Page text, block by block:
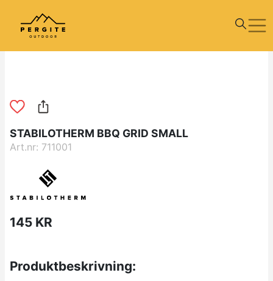
STABILOTHERM BBQ GRID SMALL
Art.nr: 711001
145 KR
Produktbeskrivning: